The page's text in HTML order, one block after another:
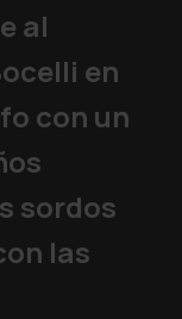
al
en
con un
sordos
las